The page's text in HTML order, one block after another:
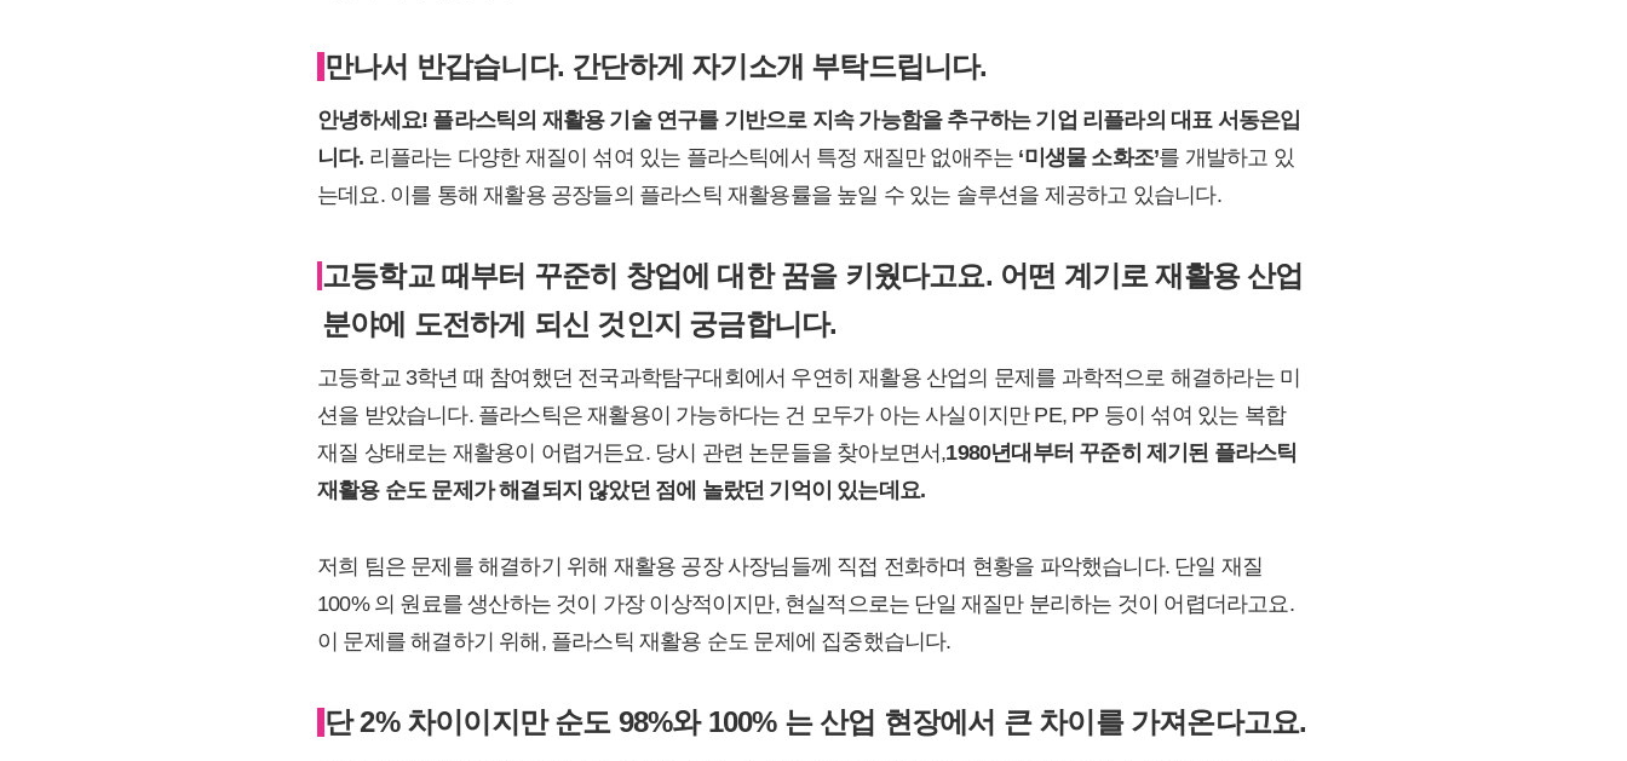
만나서 반갑습니다. 간단하게 자기소개 부탁드립니다.
안녕하세요! 플라스틱의 재활용 기술 연구를 기반으로 지속 가능함을 추구하는 기업 리플라의 대표 서동은입
니다. 리플라는 다양한 재질이 섞여 있는 플라스틱에서 특정 재질만 없애주는 ‘미생물 소화조’를 개발하고 있
는데요. 이를 통해 재활용 공장들의 플라스틱 재활용률을 높일 수 있는 솔루션을 제공하고 있습니다.
고등학교 때부터 꾸준히 창업에 대한 꿈을 키웠다고요. 어떤 계기로 재활용 산업
분야에 도전하게 되신 것인지 궁금합니다.
고등학교 3학년 때 참여했던 전국과학탐구대회에서 우연히 재활용 산업의 문제를 과학적으로 해결하라는 미
션을 받았습니다. 플라스틱은 재활용이 가능하다는 건 모두가 아는 사실이지만 PE, PP 등이 섞여 있는 복합
재질 상태로는 재활용이 어렵거든요. 당시 관련 논문들을 찾아보면서,1980년대부터 꾸준히 제기된 플라스틱
재활용 순도 문제가 해결되지 않았던 점에 놀랐던 기억이 있는데요.
저희 팀은 문제를 해결하기 위해 재활용 공장 사장님들께 직접 전화하며 현황을 파악했습니다. 단일 재질
100% 의 원료를 생산하는 것이 가장 이상적이지만, 현실적으로는 단일 재질만 분리하는 것이 어렵더라고요.
이 문제를 해결하기 위해, 플라스틱 재활용 순도 문제에 집중했습니다.
단 2% 차이이지만 순도 98%와 100% 는 산업 현장에서 큰 차이를 가져온다고요.